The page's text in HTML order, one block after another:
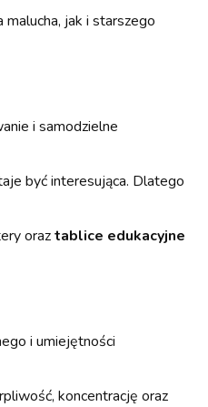
jak i starszego
i samodzielne
być interesująca. Dlatego
oraztablice edukacyjne
i umiejętności
koncentrację oraz